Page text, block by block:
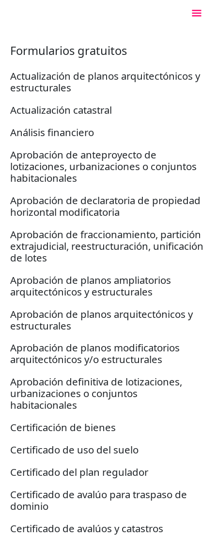
Formularios gratuitos
Actualización de planos arquitectónicos y
estructurales
Actualización catastral
Análisis financiero
Aprobación de anteproyecto de
lotizaciones, urbanizaciones o conjuntos
habitacionales
Aprobación de declaratoria de propiedad
horizontal modificatoria
Aprobación de fraccionamiento, partición
extrajudicial, reestructuración, unificación
de lotes
Aprobación de planos ampliatorios
arquitectónicos y estructurales
Aprobación de planos arquitectónicos y
estructurales
Aprobación de planos modificatorios
arquitectónicos y/o estructurales
Aprobación definitiva de lotizaciones,
urbanizaciones o conjuntos
habitacionales
Certificación de bienes
Certificado de uso del suelo
Certificado del plan regulador
Certificado de avalúo para traspaso de
dominio
Certificado de avalúos y catastros